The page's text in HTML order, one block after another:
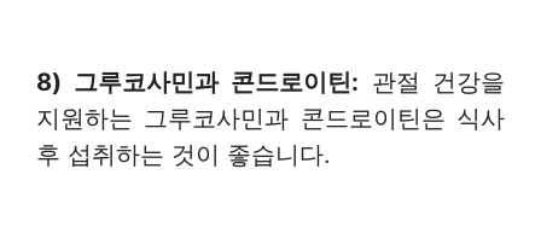
8) 그루코사민과 콘드로이틴: 관절 건강을
지원하는 그루코사민과 콘드로이틴은 식사
후 섭취하는 것이 좋습니다.